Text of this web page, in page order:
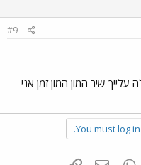
#9
שיר המון המון זמן אני
You must log